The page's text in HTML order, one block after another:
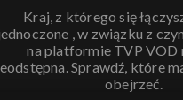
Kraj, z którego się
, w związku z
na platformie TVP VOD
Sprawdź, które
obejrzeć.